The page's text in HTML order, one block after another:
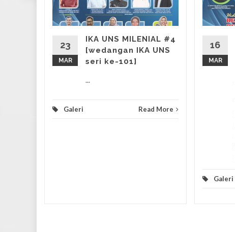
23
MAR
IKA UNS MILENIAL #4
[wedangan IKA UNS
seri ke-101]
...
Galeri Read More
16
MAR
Galeri